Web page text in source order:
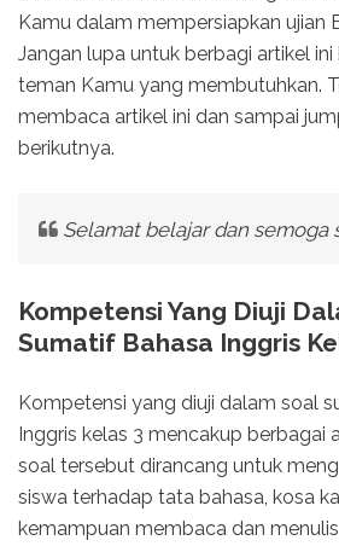
Kamu dalam mempersiapkan ujian
Jangan lupa untuk berbagi artikel
teman Kamu yang membutuhkan.
membaca artikel ini dan sampai
berikutnya.
Selamat belajar dan semoga
Kompetensi Yang Diuji
Sumatif Bahasa Inggris
Kompetensi yang diuji dalam soal
Inggris kelas 3 mencakup berbagai
soal tersebut dirancang untuk
siswa terhadap tata bahasa, kosa
kemampuan membaca dan